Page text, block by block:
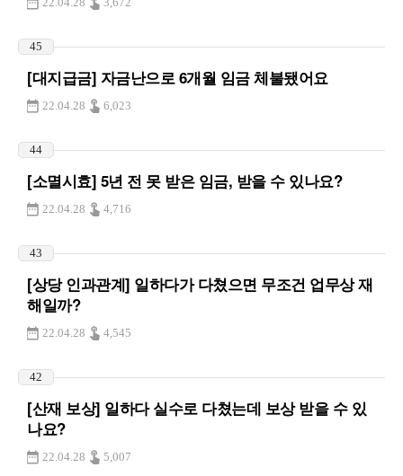
45
[대지급금] 자금난으로 6개월 임금 체불됐어요
22.04.28 6,023
44
[소멸시효] 5년 전 못 받은 임금, 받을 수 있나요?
22.04.28 4,716
43
[상당 인과관계] 일하다가 다쳤으면 무조건 업무상 재
해일까?
22.04.28 4,545
42
[산재 보상] 일하다 실수로 다쳤는데 보상 받을 수 있
나요?
22.04.28 5,007